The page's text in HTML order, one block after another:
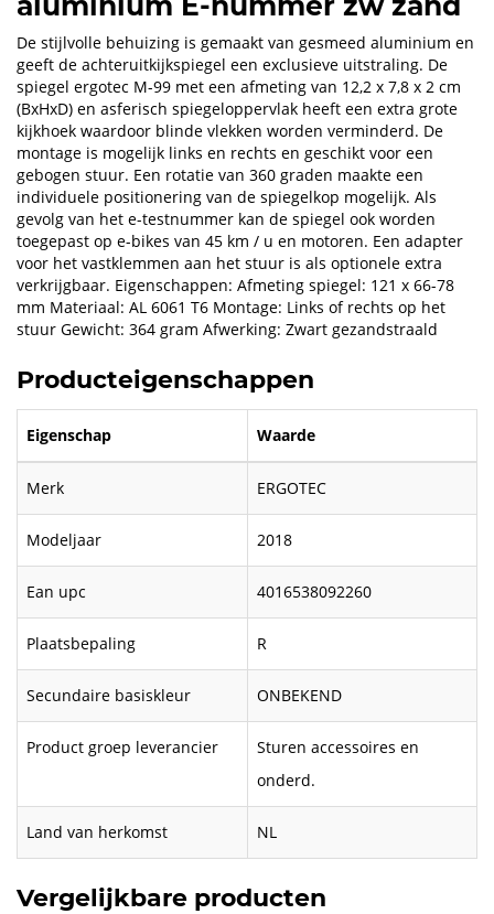
De stijlvolle behuizing is gemaakt van gesmeed aluminium en
geeft de achteruitkijkspiegel een exclusieve uitstraling. De
spiegel ergotec M-99 met een afmeting van 12,2 x 7,8 x 2 cm
(BxHxD) en asferisch spiegeloppervlak heeft een extra grote
kijkhoek waardoor blinde vlekken worden verminderd. De
montage is mogelijk links en rechts en geschikt voor een
gebogen stuur. Een rotatie van 360 graden maakte een
individuele positionering van de spiegelkop mogelijk. Als
gevolg van het e-testnummer kan de spiegel ook worden
toegepast op e-bikes van 45 km / u en motoren. Een adapter
voor het vastklemmen aan het stuur is als optionele extra
verkrijgbaar. Eigenschappen: Afmeting spiegel: 121 x 66-78
mm Materiaal: AL 6061 T6 Montage: Links of rechts op het
stuur Gewicht: 364 gram Afwerking: Zwart gezandstraald
Producteigenschappen
Eigenschap Waarde
Merk ERGOTEC
Modeljaar 2018
Ean upc 4016538092260
Plaatsbepaling R
Secundaire basiskleur ONBEKEND
Product groep leverancier
Sturen accessoires en
onderd.
Land van herkomst NL
Vergelijkbare producten